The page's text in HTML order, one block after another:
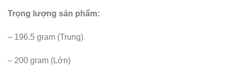
Trọng lượng sản phẩm:
– 196.5 gram (Trung)
– 200 gram (Lớn)